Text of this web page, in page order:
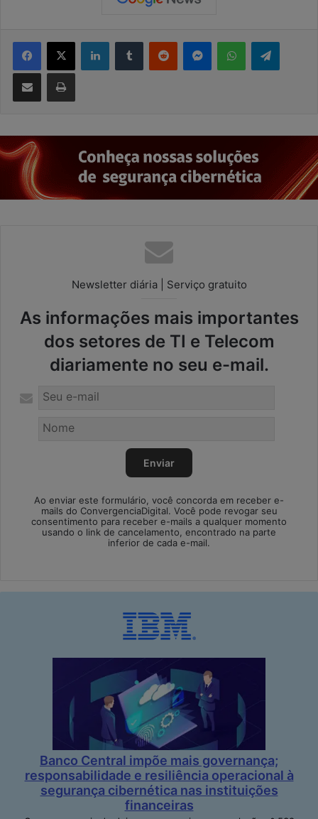
Newsletter diária | Serviço gratuito
As informações mais importantes
dos setores de TI e Telecom
diariamente no seu e-mail.
Ao enviar este formulário, você concorda em receber e-
mails do ConvergenciaDigital. Você pode revogar seu
consentimento para receber e-mails a qualquer momento
usando o link de cancelamento, encontrado na parte
inferior de cada e-mail.
Banco Central impõe mais governança;
responsabilidade e resiliência operacional à
segurança cibernética nas instituições
financeiras